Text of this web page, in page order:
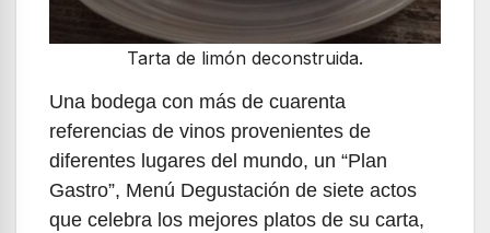
Tarta de limón deconstruida.
Una bodega con más de cuarenta
referencias de vinos provenientes de
diferentes lugares del mundo, un “Plan
Gastro”, Menú Degustación de siete actos
que celebra los mejores platos de su carta,